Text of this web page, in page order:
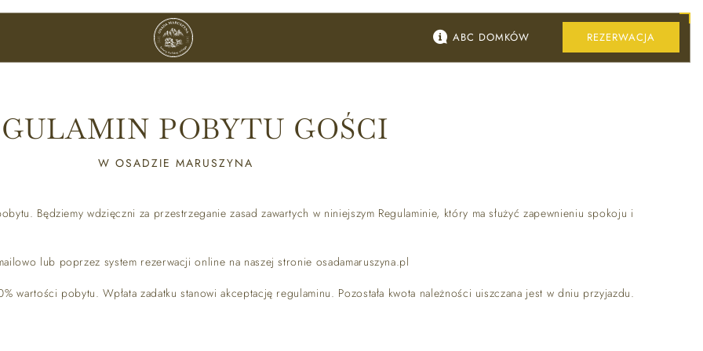
ABC DOMKÓW REZERWACJA
DOMY
POBYTU GOŚCI
W OSADZIE MARUSZYNA
Będziemy wdzięczni za przestrzeganie zasad zawartych w niniejszym Regulaminie, który ma służyć zapewnieniu spokoju i
lub poprzez system rezerwacji online na naszej stronie osadamaruszyna.pl
pobytu. Wpłata zadatku stanowi akceptację regulaminu. Pozostała kwota należności uiszczana jest w dniu przyjazdu.